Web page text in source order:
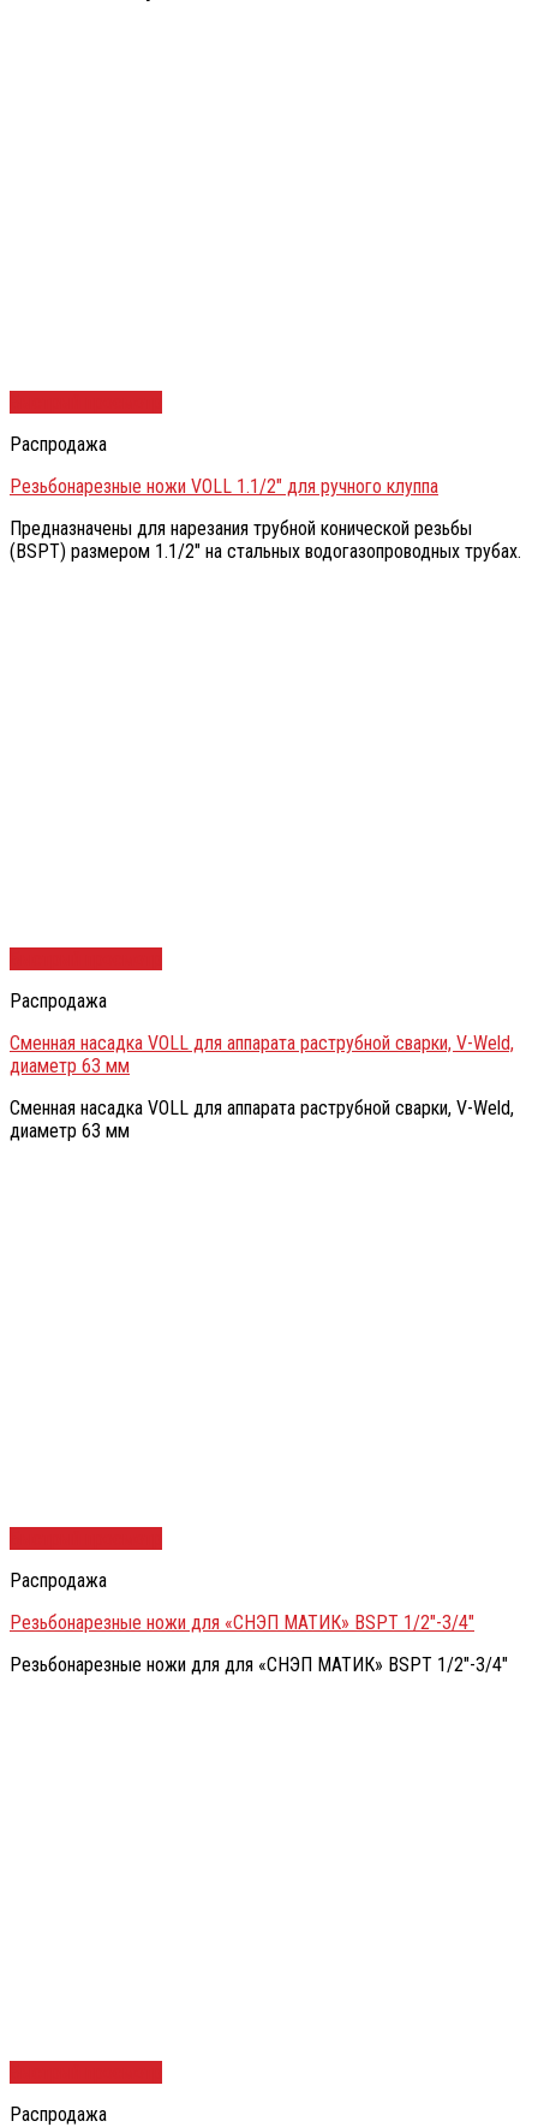
Распродажа
Резьбонарезные ножи VOLL 1.1/2″ для ручного клуппа
Предназначены для нарезания трубной конической резьбы
(BSPT) размером 1.1/2″ на стальных водогазопроводных трубах.
Распродажа
Сменная насадка VOLL для аппарата раструбной сварки, V-Weld,
диаметр 63 мм
Сменная насадка VOLL для аппарата раструбной сварки, V-Weld,
диаметр 63 мм
Распродажа
Резьбонарезные ножи для «СНЭП МАТИК» BSPT 1/2″-3/4″
Резьбонарезные ножи для для «СНЭП МАТИК» BSPT 1/2″-3/4″
Распродажа